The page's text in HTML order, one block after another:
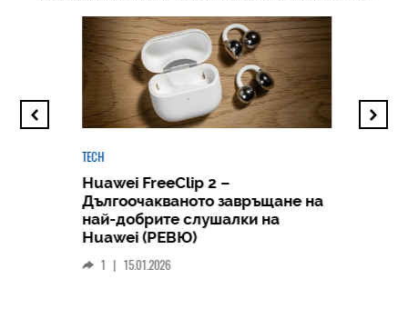
TECH
Huawei FreeClip 2 –
Дългоочакваното завръщане на
най-добрите слушалки на
Huawei (РЕВЮ)
1 15.01.2026